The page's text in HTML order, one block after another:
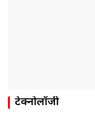
टेक्नोलॉजी